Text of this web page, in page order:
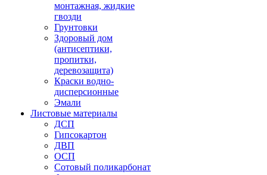
монтажная, жидкие
гвозди
Грунтовки
Здоровый дом
(антисептики,
пропитки,
деревозащита)
Краски водно-
дисперсионные
Эмали
Листовые материалы
ДСП
Гипсокартон
ДВП
ОСП
Сотовый поликарбонат